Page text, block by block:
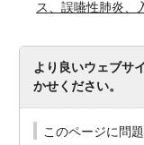
ス、誤嚥性肺炎、
より良いウェブサ
かせください。
このページに問